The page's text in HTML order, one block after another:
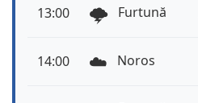
13:00 🌩️ Furtună
14:00 ☁️ Noros